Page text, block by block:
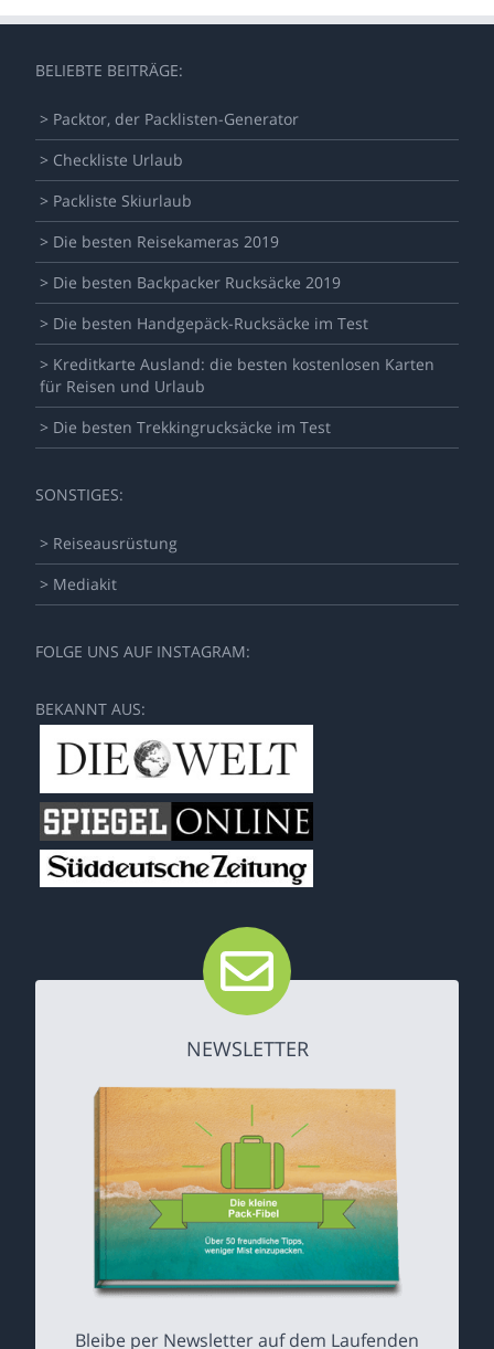
BELIEBTE BEITRÄGE:
> Packtor, der Packlisten-Generator
> Checkliste Urlaub
> Packliste Skiurlaub
> Die besten Reisekameras 2019
> Die besten Backpacker Rucksäcke 2019
> Die besten Handgepäck-Rucksäcke im Test
> Kreditkarte Ausland: die besten kostenlosen Karten
für Reisen und Urlaub
> Die besten Trekkingrucksäcke im Test
SONSTIGES:
> Reiseausrüstung
> Mediakit
FOLGE UNS AUF INSTAGRAM:
BEKANNT AUS:
NEWSLETTER
Bleibe per Newsletter auf dem Laufenden